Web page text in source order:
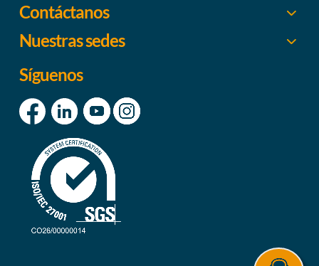
Contáctanos
Nuestras sedes
Síguenos